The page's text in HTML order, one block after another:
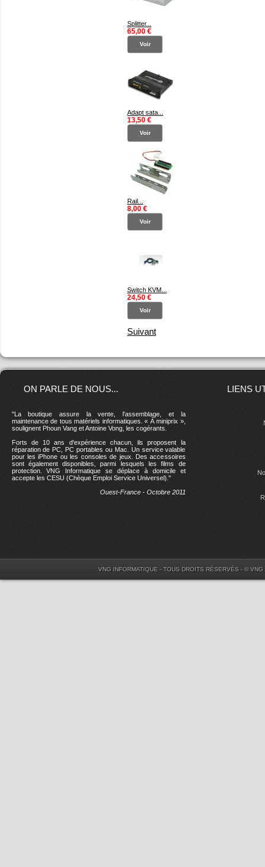
Splitter...
65,00 €
Voir
Adapt sata...
13,50 €
Voir
Rail...
8,00 €
Voir
Switch KVM...
24,50 €
Voir
Suivant
ON PARLE DE NOUS...
"La boutique assure la vente, l'assemblage, et la
maintenance de tous matériels informatiques. « À miniprix »,
soulignent Phoun Vang et Antoine Vong, les cogérants.
Forts de 10 ans d'expérience chacun, ils proposent la
réparation de PC, PC portables ou Mac. Un service valable
pour les iPhone ou les consoles de jeux. Des accessoires
sont également disponibles, parmi lesquels les films de
protection. VNG Informatique se déplace à domicile et
accepte les CESU (Chèque Emploi Service Universel)."
Ouest-France - Octobre 2011
LIENS
VNG INFORMATIQUE - TOUS DROITS RÉSERVÉS - ©